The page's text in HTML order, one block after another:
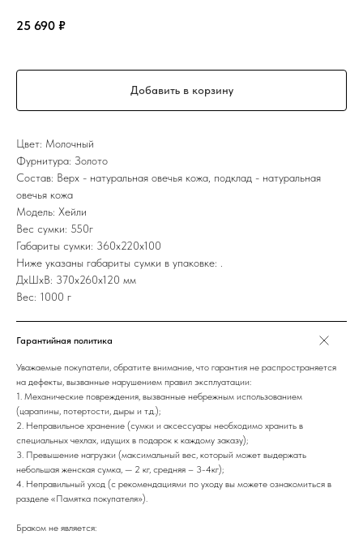
25 690 ₽
Добавить в корзину
Цвет: Молочный
Фурнитура: Золото
Состав: Верх - натуральная овечья кожа, подклад - натуральная
овечья кожа
Модель: Хейли
Вес сумки: 550г
Габариты сумки: 360х220х100
Ниже указаны габариты сумки в упаковке: .
ДxШxВ: 370x260x120 мм
Вес: 1000 г
Гарантийная политика
Уважаемые покупатели, обратите внимание, что гарантия не распространяется
на дефекты, вызванные нарушением правил эксплуатации:
1. Механические повреждения, вызванные небрежным использованием
(царапины, потертости, дыры и т.д.);
2. Неправильное хранение (сумки и аксессуары необходимо хранить в
специальных чехлах, идущих в подарок к каждому заказу);
3. Превышение нагрузки (максимальный вес, который может выдержать
небольшая женская сумка, — 2 кг, средняя – 3-4кг);
4. Неправильный уход (с рекомендациями по уходу вы можете ознакомиться в
разделе «Памятка покупателя»).
Браком не является: